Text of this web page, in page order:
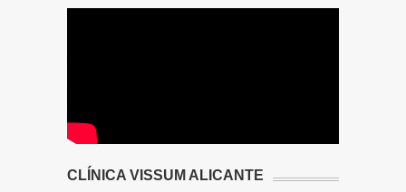
CLÍNICA VISSUM ALICANTE